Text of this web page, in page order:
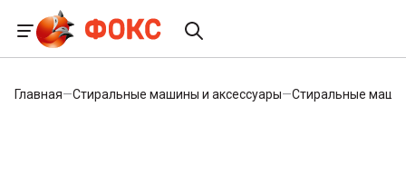
Главная—Стиральные машины и аксессуары—Стиральные